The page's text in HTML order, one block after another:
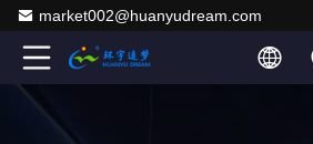
market002@huanyudream.com